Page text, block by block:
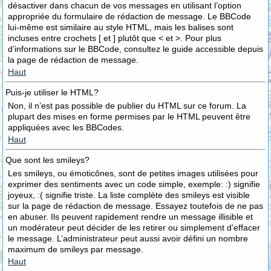
désactiver dans chacun de vos messages en utilisant l’option
appropriée du formulaire de rédaction de message. Le BBCode
lui-même est similaire au style HTML, mais les balises sont
incluses entre crochets [ et ] plutôt que < et >. Pour plus
d’informations sur le BBCode, consultez le guide accessible depuis
la page de rédaction de message.
Haut
Puis-je utiliser le HTML?
Non, il n’est pas possible de publier du HTML sur ce forum. La
plupart des mises en forme permises par le HTML peuvent être
appliquées avec les BBCodes.
Haut
Que sont les smileys?
Les smileys, ou émoticônes, sont de petites images utilisées pour
exprimer des sentiments avec un code simple, exemple: :) signifie
joyeux, :( signifie triste. La liste complète des smileys est visible
sur la page de rédaction de message. Essayez toutefois de ne pas
en abuser. Ils peuvent rapidement rendre un message illisible et
un modérateur peut décider de les retirer ou simplement d’effacer
le message. L’administrateur peut aussi avoir défini un nombre
maximum de smileys par message.
Haut